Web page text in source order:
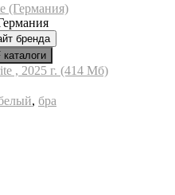
(Германия)
бренда
каталоги
, 2025 г. (414 Мб)
, бра